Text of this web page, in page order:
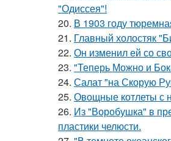
"Одиссея"!
20. В 1903 году
21. Главный холостяк
22. Он изменил ей со
23. "Теперь Можно и
24. Салат "на Скорую
25. Овощные котлеты с
26. Из "Воробушка" в
пластики челюсти.